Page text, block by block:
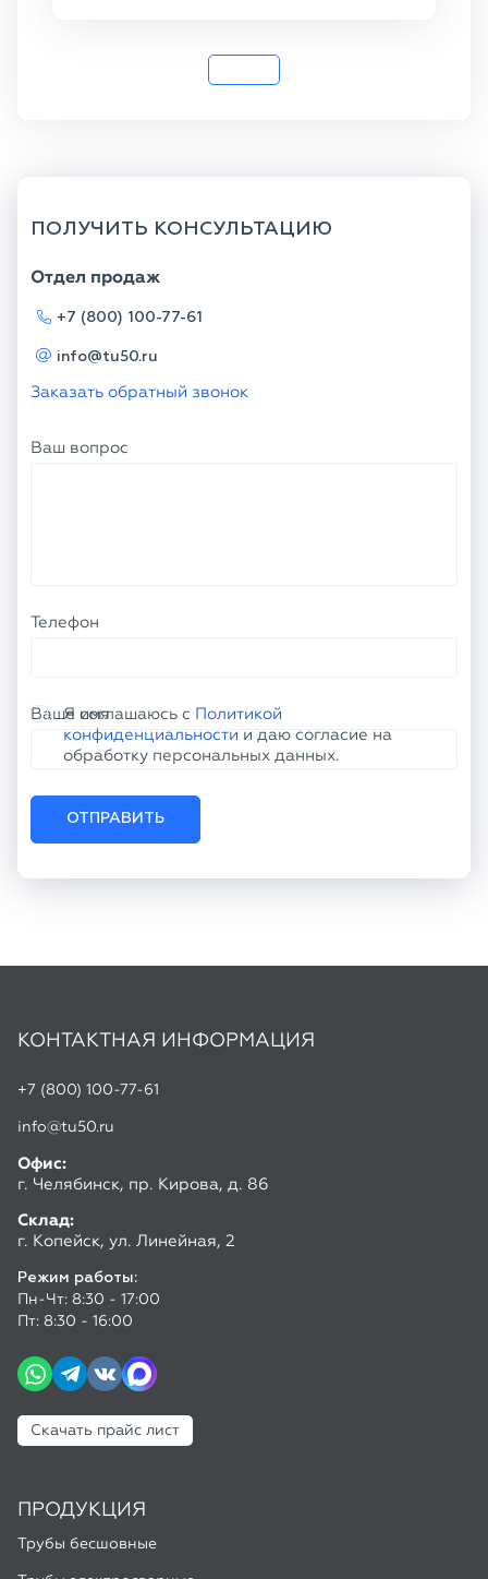
ПОЛУЧИТЬ КОНСУЛЬТАЦИЮ
Отдел продаж
+7 (800) 100-77-61
info@tu50.ru
Заказать обратный звонок
Ваш вопрос
КОНТАКТНАЯ ИНФОРМАЦИЯ
Склад:
Пн-Чт: 8:30 - 17:00
Пт: 8:30 - 16:00
Трубы бесшовные
Трубы электросварные
Спецпредложения
ПОКУПАТЕЛЮ
Доставка и оплата